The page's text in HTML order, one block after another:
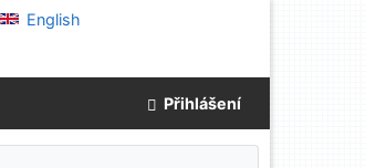
English
Přihlášení